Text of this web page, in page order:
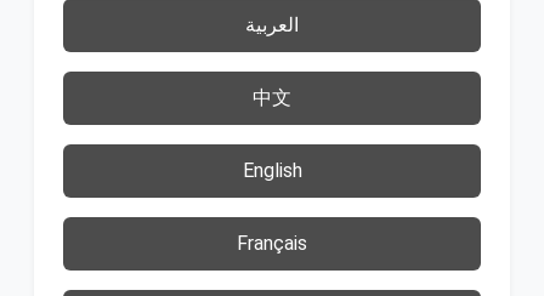
العربية
中文
English
Français